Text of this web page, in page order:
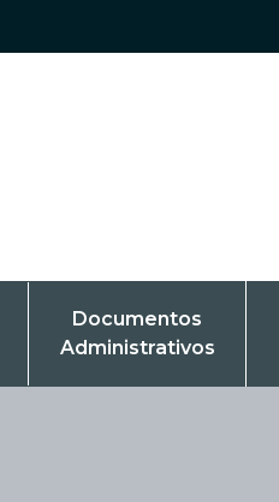
Documentos
Administrativos